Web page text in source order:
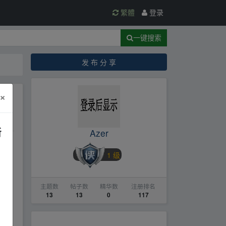
繁體 登录
一键搜索
发 布 分 享
Azer
1 级
主题数
13
帖子数
13
精华数
0
注册排名
117
×